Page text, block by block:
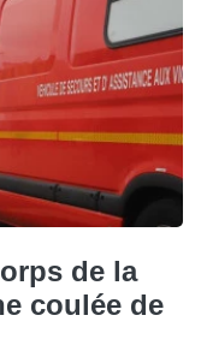
de la
coulée de